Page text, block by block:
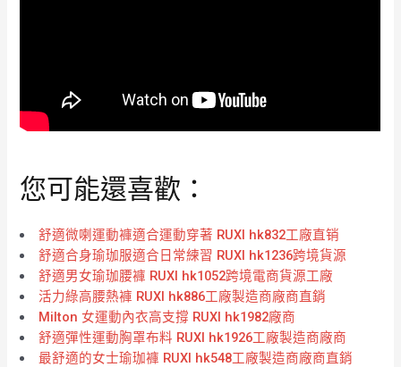
您可能還喜歡：
舒適微喇運動褲適合運動穿著 RUXI hk832工廠直销
舒適合身瑜珈服適合日常練習 RUXI hk1236跨境貨源
舒適男女瑜珈腰褲 RUXI hk1052跨境電商貨源工廠
活力綠高腰熱褲 RUXI hk886工廠製造商廠商直銷
Milton 女運動內衣高支撐 RUXI hk1982廠商
舒適彈性運動胸罩布料 RUXI hk1926工廠製造商廠商
最舒適的女士瑜珈褲 RUXI hk548工廠製造商廠商直銷